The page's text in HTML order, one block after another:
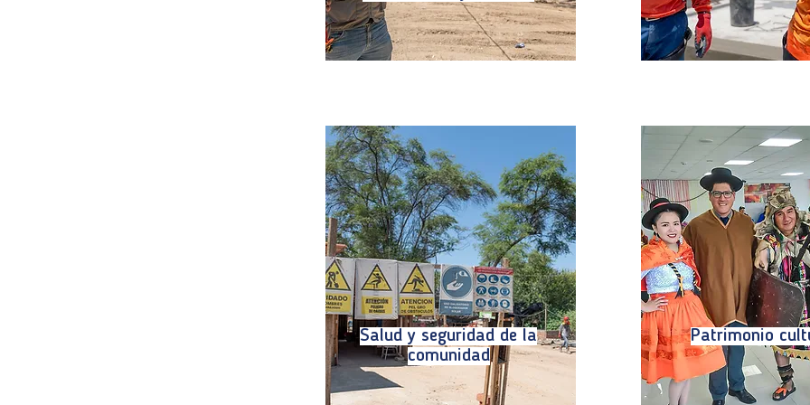
Salud y seguridad de la
comunidad
Patrimonio